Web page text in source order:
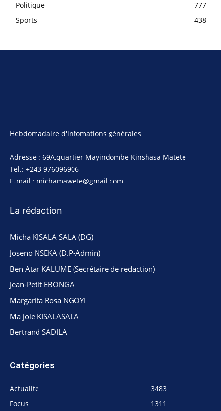
Politique
777
Sports
438
Hebdomadaire d'infomations générales
Adresse : 69A,quartier Mayindombe Kinshasa Matete
Tel.: +243 976096906
E-mail : michamawete@gmail.com
La rédaction
Micha KISALA SALA (DG)
Joseno NSEKA (D.P-Admin)
Ben Atar KALUME (Secrétaire de redaction)
Jean-Petit EBONGA
Margarita Rosa NGOYI
Ma joie KISALASALA
Bertrand SADILA
Catégories
Actualité
3483
Focus
1311